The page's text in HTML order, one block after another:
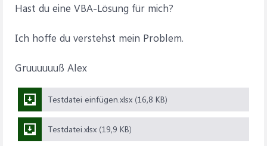
Hast du eine VBA-Lösung für mich?
Ich hoffe du verstehst mein Problem.
Gruuuuuuß Alex
Testdatei einfügen.xlsx (16,8 KB)
Testdatei.xlsx (19,9 KB)